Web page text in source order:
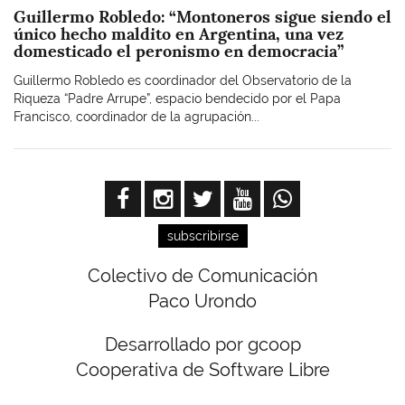
Guillermo Robledo: “Montoneros sigue siendo el
único hecho maldito en Argentina, una vez
domesticado el peronismo en democracia”
Guillermo Robledo es coordinador del Observatorio de la
Riqueza “Padre Arrupe”, espacio bendecido por el Papa
Francisco, coordinador de la agrupación...
subscribirse
Colectivo de Comunicación
Paco Urondo
Desarrollado por gcoop
Cooperativa de Software Libre